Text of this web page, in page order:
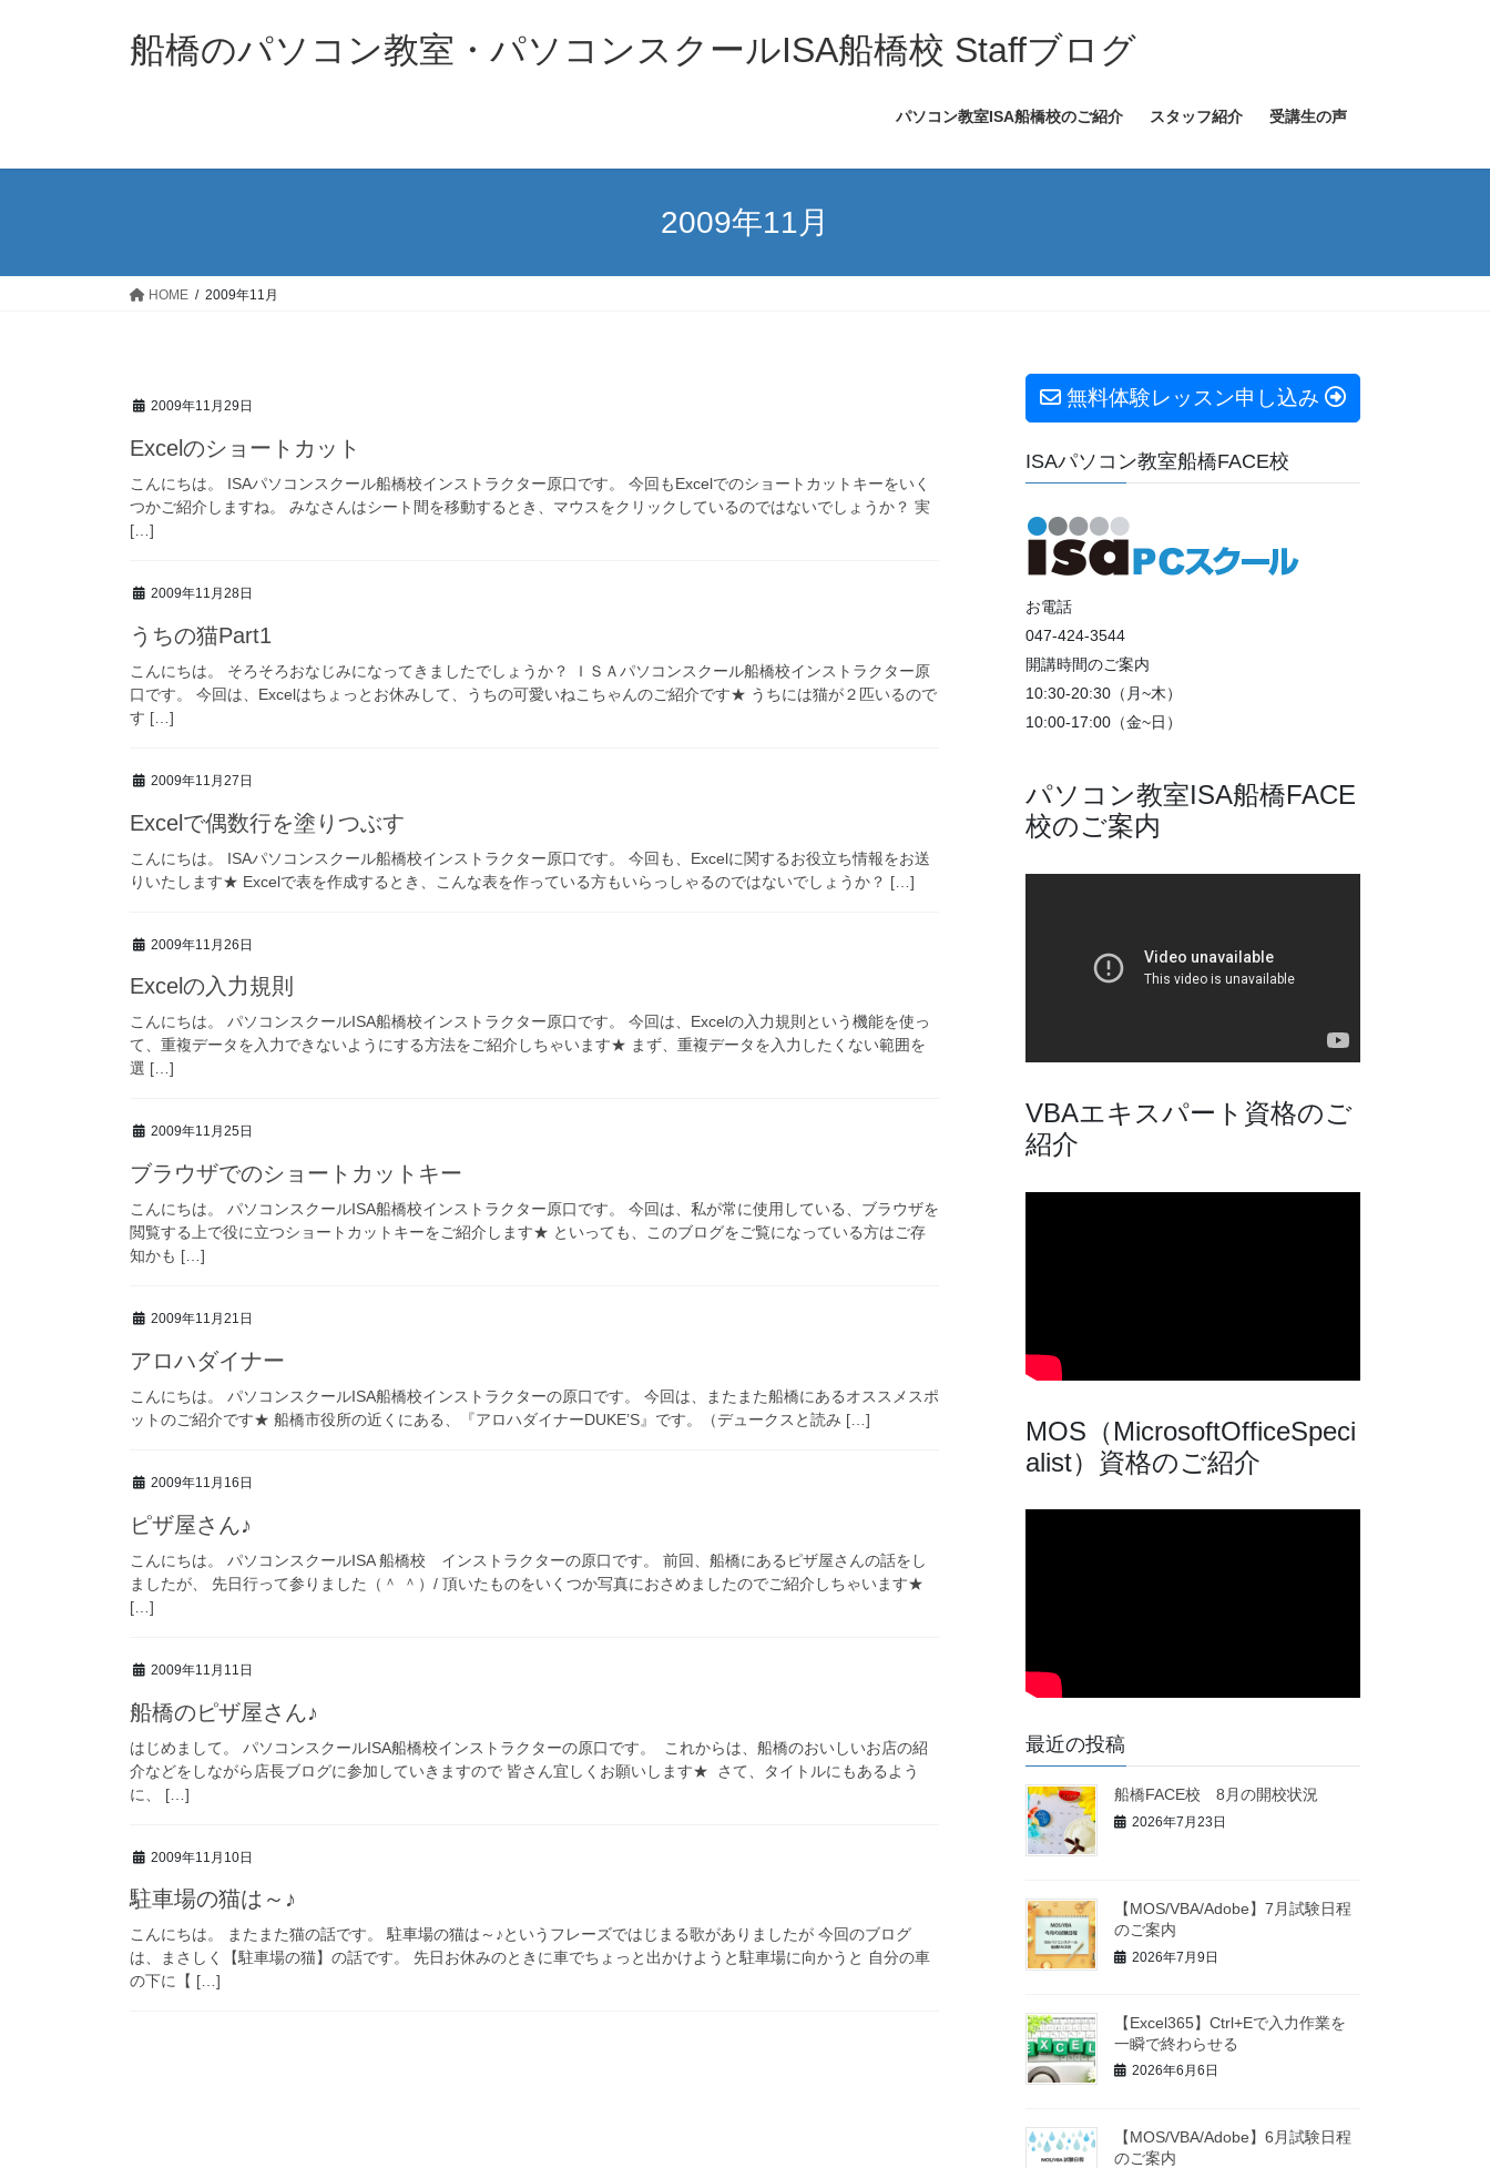
ス
ン
船橋のパソコン教室・パソコンスクールISA船橋校 Staffブログ
パソコン教室ISA船橋校のご紹介 スタッフ紹介 受講生の声
2009年11月
HOME 2009年11月
2009年11月29日
Excelのショートカット
こんにちは。 ISAパソコンスクール船橋校インストラクター原口です。 今回もExcelでのショートカットキーをいく
つかご紹介しますね。 みなさんはシート間を移動するとき、マウスをクリックしているのではないでしょうか？ 実
[…]
2009年11月28日
うちの猫Part1
こんにちは。 そろそろおなじみになってきましたでしょうか？ ＩＳＡパソコンスクール船橋校インストラクター原
口です。 今回は、Excelはちょっとお休みして、うちの可愛いねこちゃんのご紹介です★ うちには猫が２匹いるので
す […]
2009年11月27日
Excelで偶数行を塗りつぶす
こんにちは。 ISAパソコンスクール船橋校インストラクター原口です。 今回も、Excelに関するお役立ち情報をお送
りいたします★ Excelで表を作成するとき、こんな表を作っている方もいらっしゃるのではないでしょうか？ […]
2009年11月26日
Excelの入力規則
こんにちは。 パソコンスクールISA船橋校インストラクター原口です。 今回は、Excelの入力規則という機能を使っ
て、重複データを入力できないようにする方法をご紹介しちゃいます★ まず、重複データを入力したくない範囲を
選 […]
2009年11月25日
ブラウザでのショートカットキー
こんにちは。 パソコンスクールISA船橋校インストラクター原口です。 今回は、私が常に使用している、ブラウザを
閲覧する上で役に立つショートカットキーをご紹介します★ といっても、このブログをご覧になっている方はご存
知かも […]
2009年11月21日
アロハダイナー
こんにちは。 パソコンスクールISA船橋校インストラクターの原口です。 今回は、またまた船橋にあるオススメスポ
ットのご紹介です★ 船橋市役所の近くにある、『アロハダイナーDUKE’S』です。（デュークスと読み […]
2009年11月16日
ピザ屋さん♪
こんにちは。 パソコンスクールISA 船橋校 インストラクターの原口です。 前回、船橋にあるピザ屋さんの話をし
ましたが、 先日行って参りました（＾ ＾）/ 頂いたものをいくつか写真におさめましたのでご紹介しちゃいます★
[…]
2009年11月11日
船橋のピザ屋さん♪
はじめまして。 パソコンスクールISA船橋校インストラクターの原口です。 これからは、船橋のおいしいお店の紹
介などをしながら店長ブログに参加していきますので 皆さん宜しくお願いします★ さて、タイトルにもあるよう
に、 […]
2009年11月10日
駐車場の猫は～♪
こんにちは。 またまた猫の話です。 駐車場の猫は～♪というフレーズではじまる歌がありましたが 今回のブログ
は、まさしく【駐車場の猫】の話です。 先日お休みのときに車でちょっと出かけようと駐車場に向かうと 自分の車
の下に【 […]
無料体験レッスン申し込み
ISAパソコン教室船橋FACE校
お電話
047-424-3544
開講時間のご案内
10:30-20:30（月~木）
10:00-17:00（金~日）
パソコン教室ISA船橋FACE
校のご案内
VBAエキスパート資格のご
紹介
MOS（MicrosoftOfficeSpeci
alist）資格のご紹介
最近の投稿
船橋FACE校 8月の開校状況
2026年7月23日
【MOS/VBA/Adobe】7月試験日程
のご案内
2026年7月9日
【Excel365】Ctrl+Eで入力作業を
一瞬で終わらせる
2026年6月6日
【MOS/VBA/Adobe】6月試験日程
のご案内